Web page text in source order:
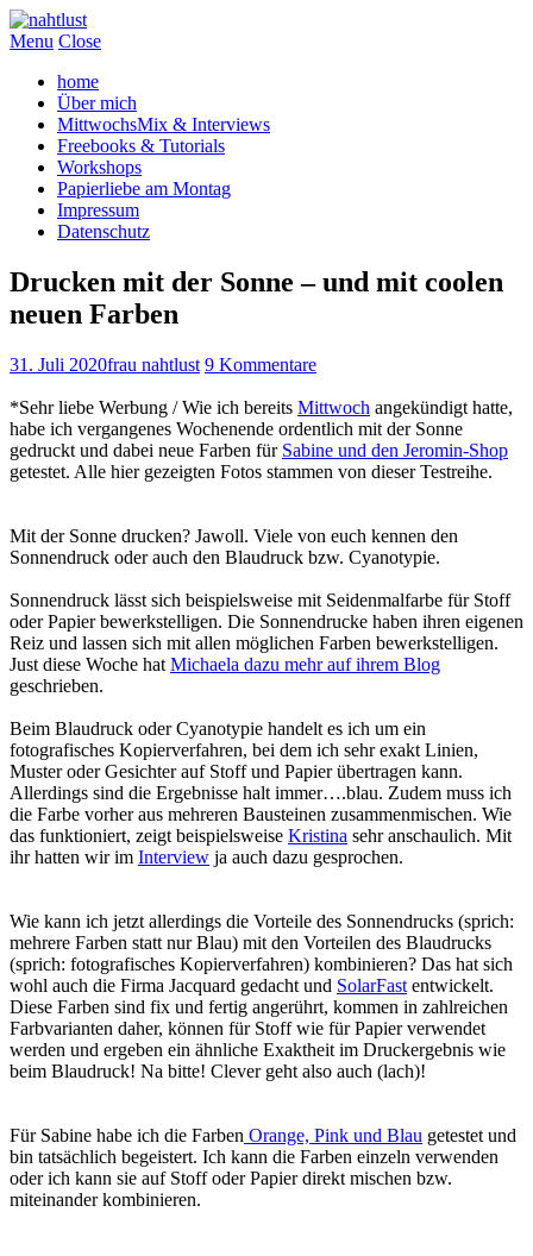
Menu Close
home
Über mich
MittwochsMix & Interviews
Freebooks & Tutorials
Workshops
Papierliebe am Montag
Impressum
Datenschutz
Drucken mit der Sonne – und mit coolen
neuen Farben
31. Juli 2020frau nahtlust 9 Kommentare
*Sehr liebe Werbung / Wie ich bereits Mittwoch angekündigt hatte,
habe ich vergangenes Wochenende ordentlich mit der Sonne
gedruckt und dabei neue Farben für Sabine und den Jeromin-Shop
getestet. Alle hier gezeigten Fotos stammen von dieser Testreihe.
Mit der Sonne drucken? Jawoll. Viele von euch kennen den
Sonnendruck oder auch den Blaudruck bzw. Cyanotypie.
Sonnendruck lässt sich beispielsweise mit Seidenmalfarbe für Stoff
oder Papier bewerkstelligen. Die Sonnendrucke haben ihren eigenen
Reiz und lassen sich mit allen möglichen Farben bewerkstelligen.
Just diese Woche hat Michaela dazu mehr auf ihrem Blog
geschrieben.
Beim Blaudruck oder Cyanotypie handelt es ich um ein
fotografisches Kopierverfahren, bei dem ich sehr exakt Linien,
Muster oder Gesichter auf Stoff und Papier übertragen kann.
Allerdings sind die Ergebnisse halt immer….blau. Zudem muss ich
die Farbe vorher aus mehreren Bausteinen zusammenmischen. Wie
das funktioniert, zeigt beispielsweise Kristina sehr anschaulich. Mit
ihr hatten wir im Interview ja auch dazu gesprochen.
Wie kann ich jetzt allerdings die Vorteile des Sonnendrucks (sprich:
mehrere Farben statt nur Blau) mit den Vorteilen des Blaudrucks
(sprich: fotografisches Kopierverfahren) kombinieren? Das hat sich
wohl auch die Firma Jacquard gedacht und SolarFast entwickelt.
Diese Farben sind fix und fertig angerührt, kommen in zahlreichen
Farbvarianten daher, können für Stoff wie für Papier verwendet
werden und ergeben ein ähnliche Exaktheit im Druckergebnis wie
beim Blaudruck! Na bitte! Clever geht also auch (lach)!
Für Sabine habe ich die Farben Orange, Pink und Blau getestet und
bin tatsächlich begeistert. Ich kann die Farben einzeln verwenden
oder ich kann sie auf Stoff oder Papier direkt mischen bzw.
miteinander kombinieren.